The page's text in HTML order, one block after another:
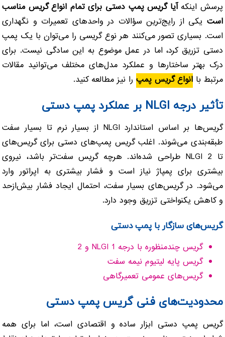
پرسش اینکهآیا گریس پمپ دستی برای تمام انواع گریس مناسب
است یکی از رایج‌ترین سؤالات در واحدهای تعمیرات و نگهداری
است. بسیاری تصور می‌کنند هر نوع گریسی را می‌توان با یک پمپ
دستی تزریق کرد، اما در عمل موضوع به این سادگی نیست. برای
درک بهتر ساختارها و عملکرد مدل‌های مختلف می‌توانید مقالات
مرتبط باانواع گریس پمپ را نیز مطالعه کنید.
تأثیر درجه NLGI بر عملکرد پمپ دستی
گریس‌ها بر اساس استاندارد NLGI از بسیار نرم تا بسیار سفت
طبقه‌بندی می‌شوند. اغلب گریس پمپ‌های دستی برای گریس‌های
تا NLGI 2 طراحی شده‌اند. هرچه گریس سفت‌تر باشد، نیروی
بیشتری برای پمپاژ نیاز است و فشار بیشتری به اپراتور وارد
می‌شود. در گریس‌های بسیار سفت، احتمال ایجاد فشار بیش‌ازحد
و کاهش یکنواختی تزریق وجود دارد.
گریس‌های سازگار با پمپ دستی
گریس چندمنظوره با درجه NLGI 1 و 2
گریس پایه لیتیوم نیمه سفت
گریس‌های عمومی تعمیرگاهی
محدودیت‌های فنی گریس پمپ دستی
گریس پمپ دستی ابزار ساده و اقتصادی است، اما برای همه